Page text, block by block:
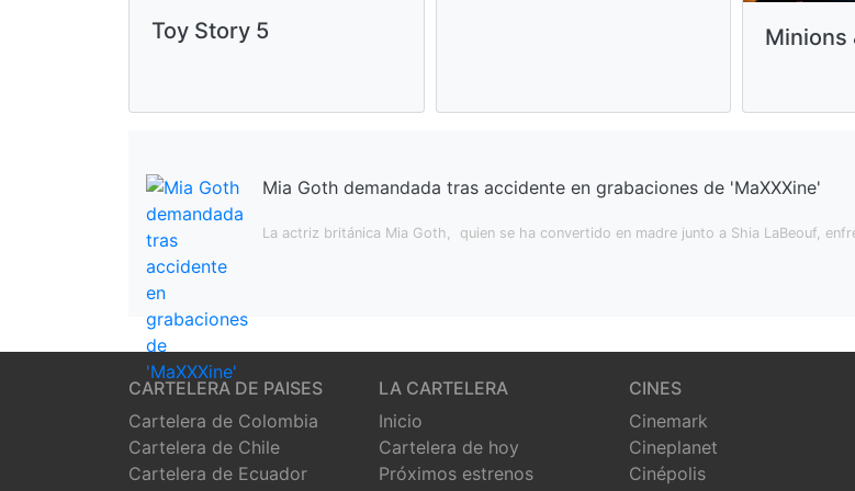
Toy Story 5 Minions
Mia Goth demandada tras accidente en grabaciones de 'MaXXXine'
La actriz británica Mia Goth, quien se ha convertido en madre junto a Shia LaBeouf,
CARTELERA DE PAISES
Cartelera de Colombia
Cartelera de Chile
Cartelera de Ecuador
LA CARTELERA
Inicio
Cartelera de hoy
Próximos estrenos
CINES
Cinemark
Cineplanet
Cinépolis